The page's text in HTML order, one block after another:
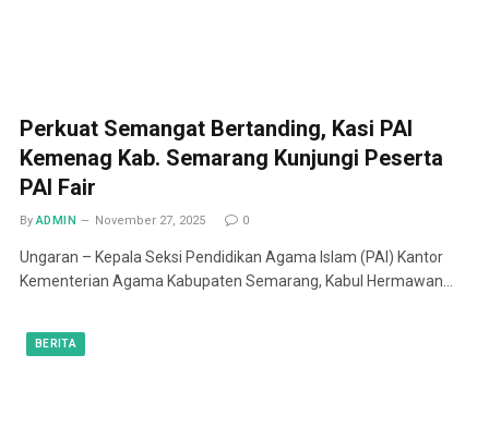
Perkuat Semangat Bertanding, Kasi PAI
Kemenag Kab. Semarang Kunjungi Peserta
PAI Fair
By ADMIN November 27, 2025 0
Ungaran – Kepala Seksi Pendidikan Agama Islam (PAI) Kantor
Kementerian Agama Kabupaten Semarang, Kabul Hermawan…
BERITA